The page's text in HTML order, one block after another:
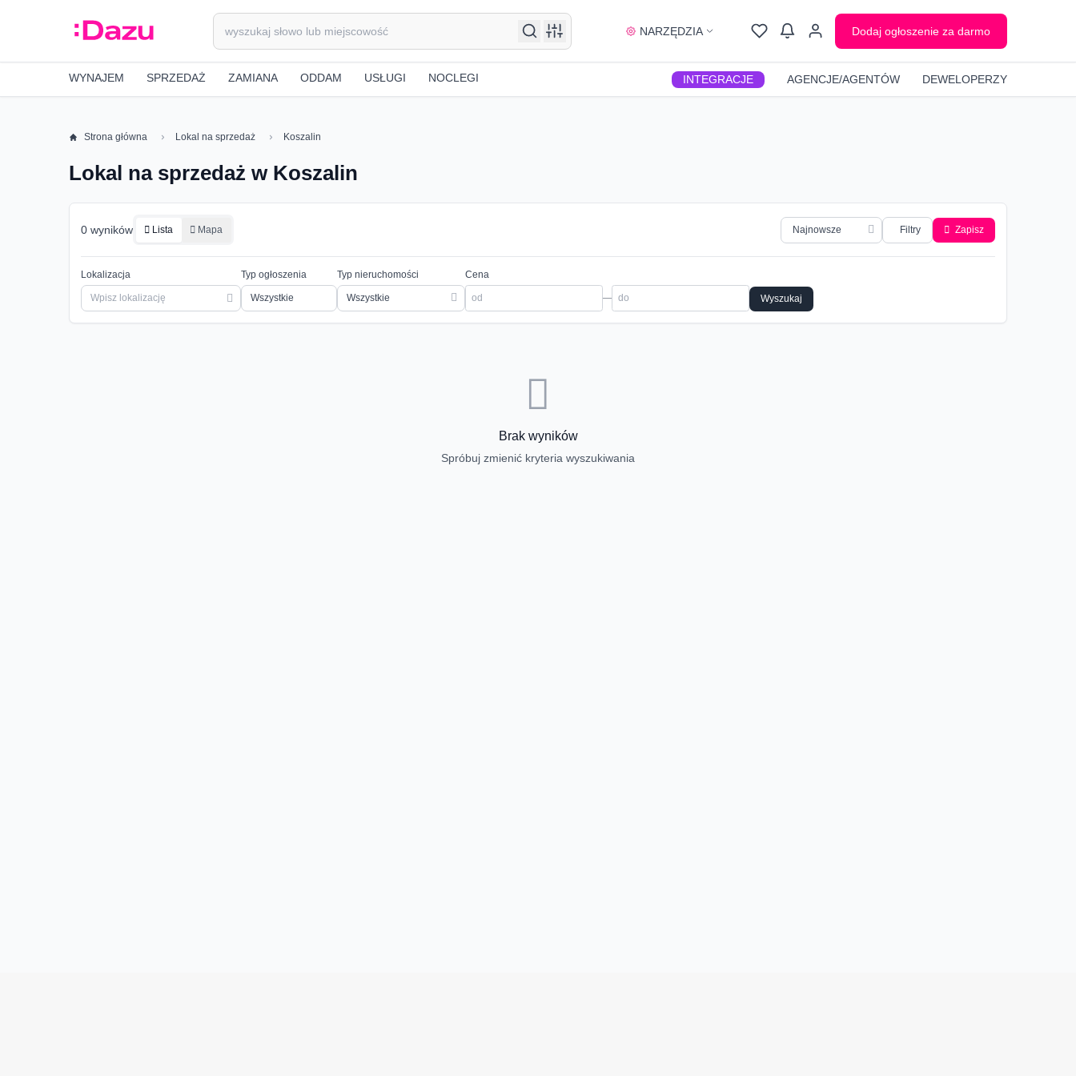
NARZĘDZIA Dodaj ogłoszenie za darmo
WYNAJEM SPRZEDAŻ ZAMIANA ODDAM USŁUGI NOCLEGI INTEGRACJE AGENCJE/AGENTÓW DEWELOPERZY
Strona główna Lokal na sprzedaż Koszalin
Lokal na sprzedaż w Koszalin
0 wyników Lista Mapa Filtry Zapisz
Lokalizacja Typ ogłoszenia Typ nieruchomości
Wszystkie
Cena
— Wyszukaj
Brak wyników
Spróbuj zmienić kryteria wyszukiwania